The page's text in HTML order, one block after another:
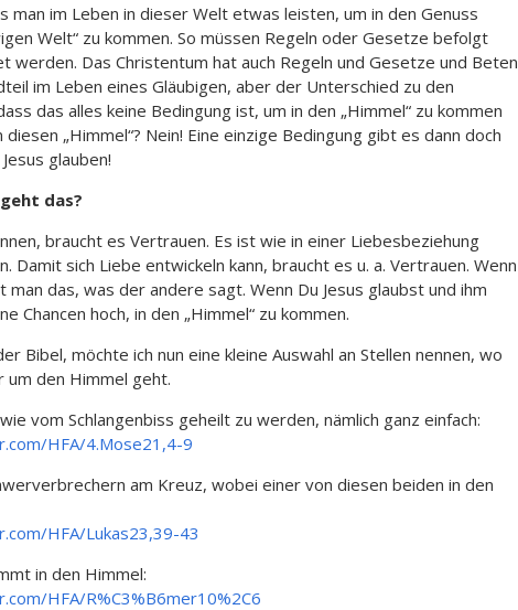
man im Leben in dieser Welt etwas leisten, um in den Genuss
Welt“ zu kommen. So müssen Regeln oder Gesetze befolgt
werden. Das Christentum hat auch Regeln und Gesetze und Beten
im Leben eines Gläubigen, aber der Unterschied zu den
das alles keine Bedingung ist, um in den „Himmel“ zu kommen
„Himmel“? Nein! Eine einzige Bedingung gibt es dann doch
glauben!
das?
braucht es Vertrauen. Es ist wie in einer Liebesbeziehung
Damit sich Liebe entwickeln kann, braucht es u. a. Vertrauen. Wenn
das, was der andere sagt. Wenn Du Jesus glaubst und ihm
Chancen hoch, in den „Himmel“ zu kommen.
Bibel, möchte ich nun eine kleine Auswahl an Stellen nennen, wo
um den Himmel geht.
vom Schlangenbiss geheilt zu werden, nämlich ganz einfach:
HFA/4.Mose21,4-9
am Kreuz, wobei einer von diesen beiden in den
HFA/Lukas23,39-43
in den Himmel:
HFA/R%C3%B6mer10%2C6